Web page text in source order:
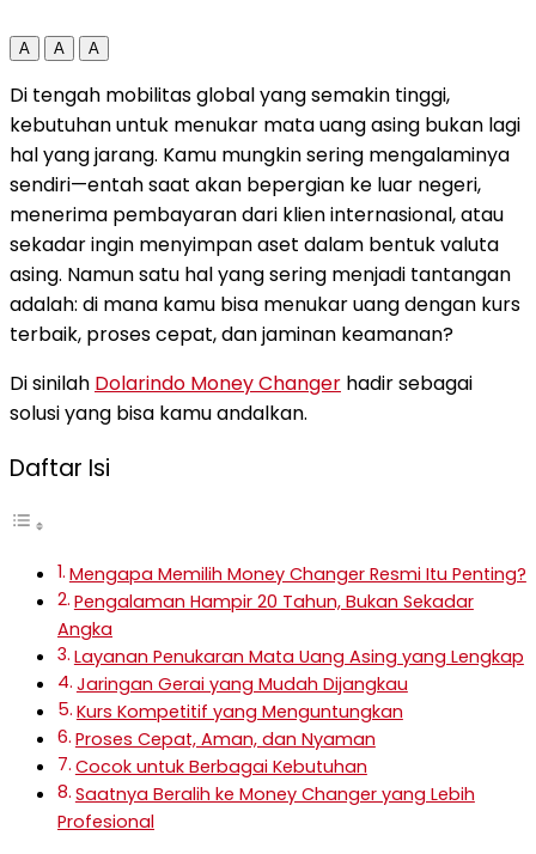
A A A
Di tengah mobilitas global yang semakin tinggi,
kebutuhan untuk menukar mata uang asing bukan lagi
hal yang jarang. Kamu mungkin sering mengalaminya
sendiri—entah saat akan bepergian ke luar negeri,
menerima pembayaran dari klien internasional, atau
sekadar ingin menyimpan aset dalam bentuk valuta
asing. Namun satu hal yang sering menjadi tantangan
adalah: di mana kamu bisa menukar uang dengan kurs
terbaik, proses cepat, dan jaminan keamanan?
Di sinilah Dolarindo Money Changer hadir sebagai
solusi yang bisa kamu andalkan.
Daftar Isi
Mengapa Memilih Money Changer Resmi Itu Penting?
Pengalaman Hampir 20 Tahun, Bukan Sekadar
Angka
Layanan Penukaran Mata Uang Asing yang Lengkap
Jaringan Gerai yang Mudah Dijangkau
Kurs Kompetitif yang Menguntungkan
Proses Cepat, Aman, dan Nyaman
Cocok untuk Berbagai Kebutuhan
Saatnya Beralih ke Money Changer yang Lebih
Profesional